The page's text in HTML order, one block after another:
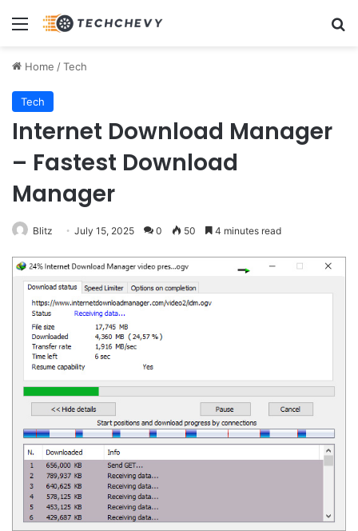
Menu
Home /Tech
Tech
Internet Download Manager
– Fastest Download
Manager
Blitz July 15, 2025 0 50 4 minutes read